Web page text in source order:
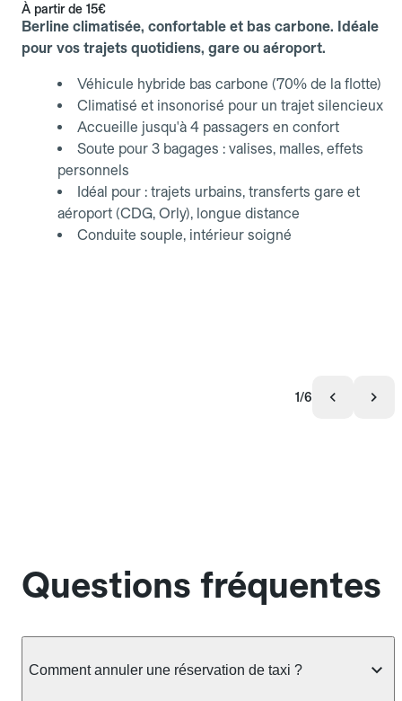
À partir de 15€
Berline climatisée, confortable et bas carbone. Idéale
pour vos trajets quotidiens, gare ou aéroport.
Véhicule hybride bas carbone (70% de la flotte)
Climatisé et insonorisé pour un trajet silencieux
Accueille jusqu'à 4 passagers en confort
Soute pour 3 bagages : valises, malles, effets
personnels
Idéal pour : trajets urbains, transferts gare et
aéroport (CDG, Orly), longue distance
Conduite souple, intérieur soigné
1/6
Questions fréquentes
Comment annuler une réservation de taxi ?